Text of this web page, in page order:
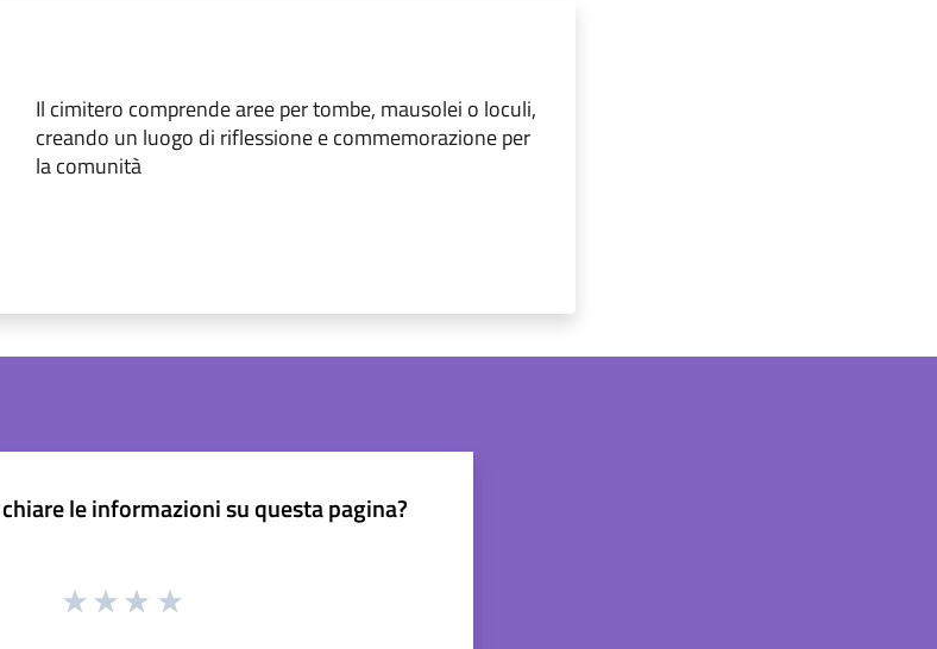
Il cimitero comprende aree per tombe, mausolei o loculi,
creando un luogo di riflessione e commemorazione per
la comunità
le informazioni su questa pagina?